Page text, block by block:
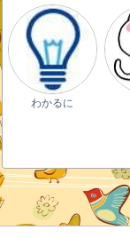
わかるに